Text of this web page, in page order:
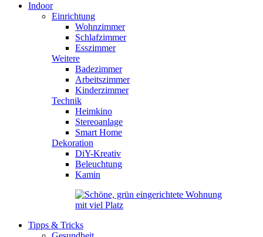
Indoor
Einrichtung
Wohnzimmer
Schlafzimmer
Esszimmer
Weitere
Badezimmer
Arbeitszimmer
Kinderzimmer
Technik
Heimkino
Stereoanlage
Smart Home
Dekoration
DiY-Kreativ
Beleuchtung
Kamin
Tipps & Tricks